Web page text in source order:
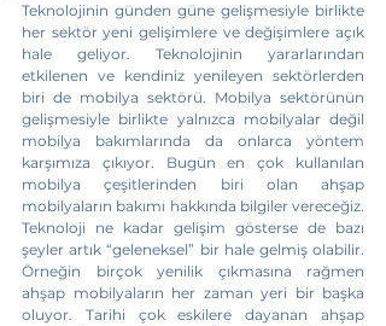
Teknolojinin günden güne gelişmesiyle birlikte
her sektör yeni gelişimlere ve değişimlere açık
hale geliyor. Teknolojinin yararlarından
etkilenen ve kendiniz yenileyen sektörlerden
biri de mobilya sektörü. Mobilya sektörünün
gelişmesiyle birlikte yalnızca mobilyalar değil
mobilya bakımlarında da onlarca yöntem
karşımıza çıkıyor. Bugün en çok kullanılan
mobilya çeşitlerinden biri olan ahşap
mobilyaların bakımı hakkında bilgiler vereceğiz.
Teknoloji ne kadar gelişim gösterse de bazı
şeyler artık “geleneksel” bir hale gelmiş olabilir.
Örneğin birçok yenilik çıkmasına rağmen
ahşap mobilyaların her zaman yeri bir başka
oluyor. Tarihi çok eskilere dayanan ahşap